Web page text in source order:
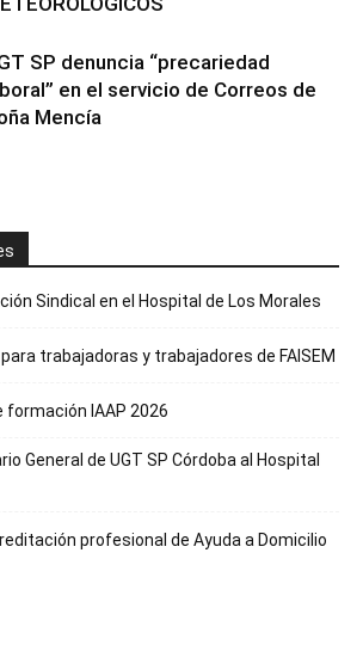
SP denuncia “precariedad
en el servicio de Correos de
Mencía
Sindical en el Hospital de Los Morales
trabajadoras y trabajadores de FAISEM
formación IAAP 2026
General de UGT SP Córdoba al Hospital
profesional de Ayuda a Domicilio